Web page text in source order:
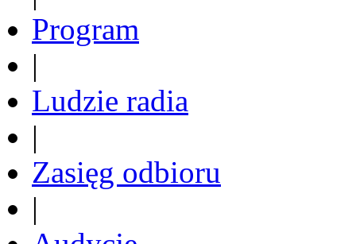
Program
|
Ludzie radia
|
Zasięg odbioru
|